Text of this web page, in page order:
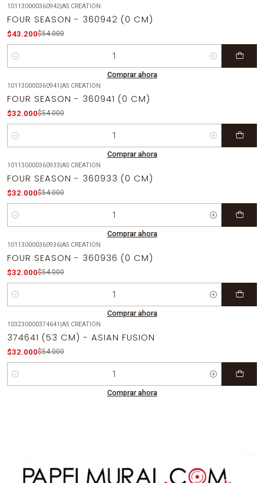
101130000360942|AS CREATION
FOUR SEASON - 360942 (0 CM)
$43.200$54.000
Cantidad
Comprar ahora
101130000360941 |AS CREATION
FOUR SEASON - 360941 (0 CM)
$32.000$54.000
Cantidad
Comprar ahora
101130000360933|AS CREATION
FOUR SEASON - 360933 (0 CM)
$32.000$54.000
Cantidad
Comprar ahora
101130000360936|AS CREATION
FOUR SEASON - 360936 (0 CM)
$32.000$54.000
Cantidad
Comprar ahora
-41% OFF
103230000374641 |AS CREATION
374641 (53 CM) - ASIAN FUSION
$32.000$54.000
Cantidad
Comprar ahora